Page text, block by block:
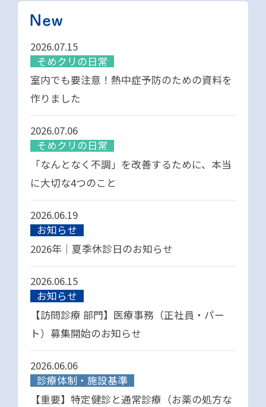
2026.07.15
そめクリの日常
室内でも要注意！熱中症予防のための資料を
作りました
2026.07.06
そめクリの日常
「なんとなく不調」を改善するために、本当
に大切な4つのこと
2026.06.19
お知らせ
2026年｜夏季休診日のお知らせ
2026.06.15
お知らせ
【訪問診療 部門】医療事務（正社員・パー
ト）募集開始のお知らせ
2026.06.06
診療体制・施設基準
【重要】特定健診と通常診療（お薬の処方な